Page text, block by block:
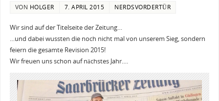
VON HOLGER 7. APRIL 2015 NERDSVORDERTÜR
Wir sind auf der Titelseite der Zeitung…
…und dabei wussten die noch nicht mal von unserem Sieg, sondern
feiern die gesamte Revision 2015!
Wir freuen uns schon auf nächstes Jahr….